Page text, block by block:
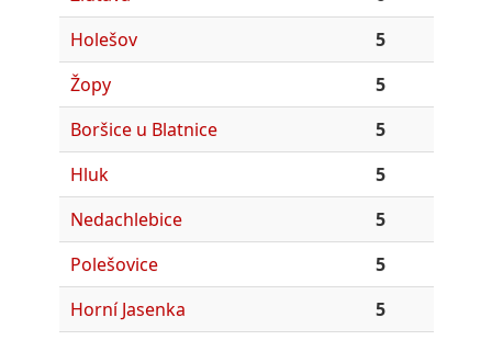
Holešov
5
Žopy
5
Boršice u Blatnice
5
Hluk
5
Nedachlebice
5
Polešovice
5
Horní Jasenka
5